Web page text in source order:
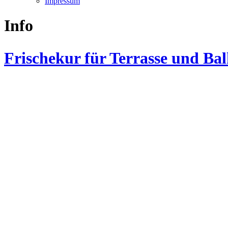
Info
Frischekur für Terrasse und